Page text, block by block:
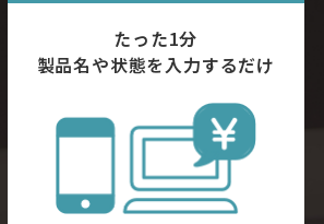
たった1分
製品名や状態を入力するだけ